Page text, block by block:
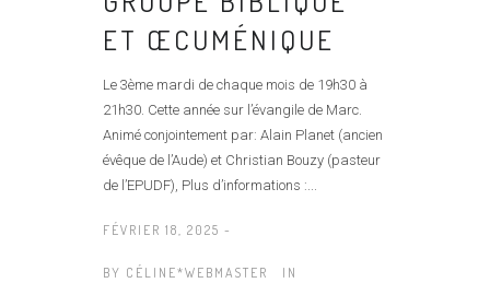
ET ŒCUMÉNIQUE
Le 3ème mardi de chaque mois de 19h30 à
21h30. Cette année sur l’évangile de Marc.
Animé conjointement par: Alain Planet (ancien
évêque de l’Aude) et Christian Bouzy (pasteur
de l’EPUDF), Plus d’informations :...
FÉVRIER 18, 2025 -
BY CÉLINE*WEBMASTER IN